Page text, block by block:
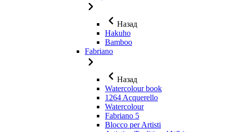
Назад
Hakuho
Bamboo
Fabriano
Назад
Watercolour book
1264 Acquerello
Watercolour
Fabriano 5
Blocco per Artisti